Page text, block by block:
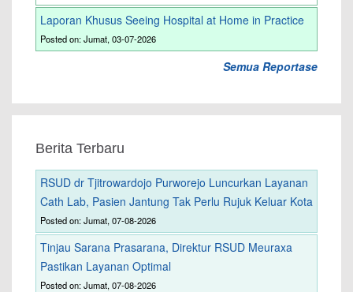
Laporan Khusus Seeing Hospital at Home in Practice
Posted on: Jumat, 03-07-2026
Semua Reportase
Berita Terbaru
RSUD dr Tjitrowardojo Purworejo Luncurkan Layanan
Cath Lab, Pasien Jantung Tak Perlu Rujuk Keluar Kota
Posted on: Jumat, 07-08-2026
Tinjau Sarana Prasarana, Direktur RSUD Meuraxa
Pastikan Layanan Optimal
Posted on: Jumat, 07-08-2026